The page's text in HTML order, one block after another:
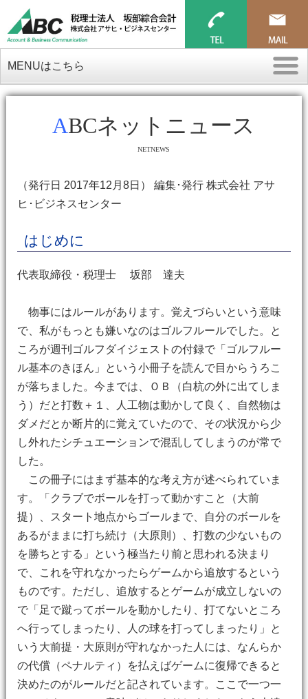
MENUはこちら
ABCネットニュース
NETNEWS
（発行日 2017年12月8日） 編集･発行 株式会社 アサ
ヒ･ビジネスセンター
はじめに
代表取締役・税理士 坂部 達夫
物事にはルールがあります。覚えづらいという意味
で、私がもっとも嫌いなのはゴルフルールでした。と
ころが週刊ゴルフダイジェストの付録で「ゴルフルー
ル基本のきほん」という小冊子を読んで目からうろこ
が落ちました。今までは、ＯＢ（白杭の外に出てしま
う）だと打数＋１、人工物は動かして良く、自然物は
ダメだとか断片的に覚えていたので、その状況から少
し外れたシチュエーションで混乱してしまうのが常で
した。
この冊子にはまず基本的な考え方が述べられていま
す。「クラブでボールを打って動かすこと（大前
提）、スタート地点からゴールまで、自分のボールを
あるがままに打ち続け（大原則）、打数の少ないもの
を勝ちとする」という極当たり前と思われる決まり
で、これを守れなかったらゲームから追放するという
ものです。ただし、追放するとゲームが成立しないの
で「足で蹴ってボールを動かしたり、打てないところ
へ行ってしまったり、人の球を打ってしまったり」と
いう大前提・大原則が守れなかった人には、なんらか
の代償（ペナルティ）を払えばゲームに復帰できると
決めたのがルールだと記されています。ここで一つ一